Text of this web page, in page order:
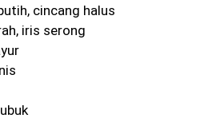
cincang halus
iris serong